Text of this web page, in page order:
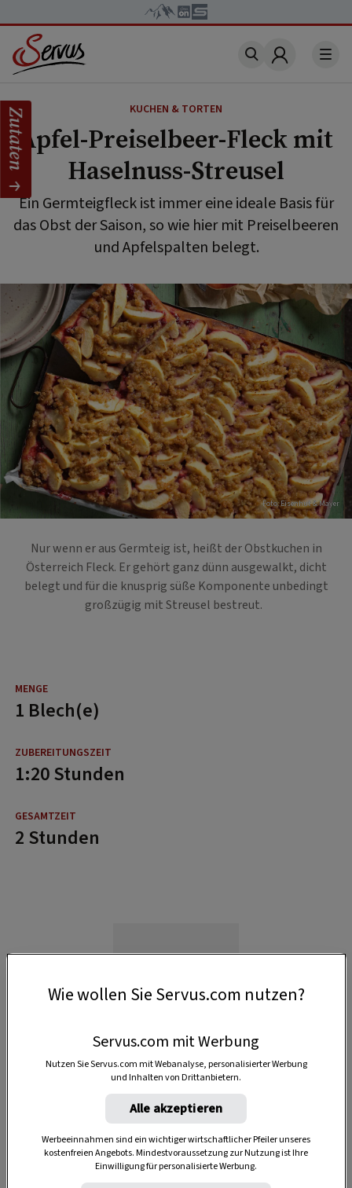
Account
KUCHEN & TORTEN
Apfel-Preiselbeer-Fleck mit
Haselnuss-Streusel
Ein Germteigfleck ist immer eine ideale Basis für
das Obst der Saison, so wie hier mit Preiselbeeren
und Apfelspalten belegt.
Foto: Eisenhut & Mayer
Nur wenn er aus Germteig ist, heißt der Obstkuchen in
Österreich Fleck. Er gehört ganz dünn ausgewalkt, dicht
belegt und für die knusprig süße Komponente unbedingt
großzügig mit Streusel bestreut.
1 Blech(e)
1:20 Stunden
2 Stunden
Anzeige
Zutaten
Wie wollen Sie Servus.com nutzen?
Servus.com mit Werbung
Nutzen Sie Servus.com mit Webanalyse, personalisierter Werbung
und Inhalten von Drittanbietern.
Alle akzeptieren
Werbeeinnahmen sind ein wichtiger wirtschaftlicher Pfeiler unseres
kostenfreien Angebots. Mindestvoraussetzung zur Nutzung ist Ihre
Einwilligung für personalisierte Werbung.